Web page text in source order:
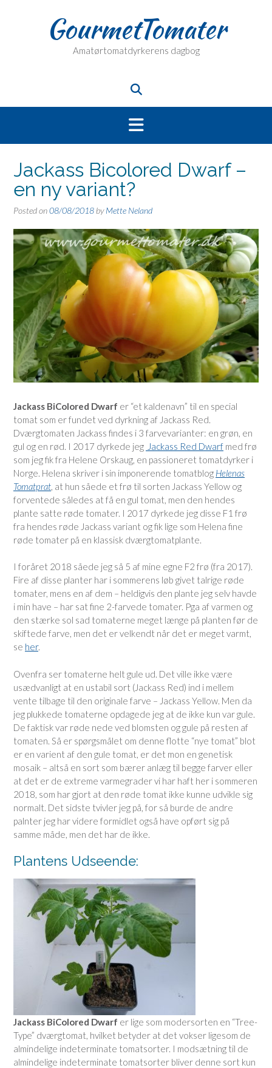
GourmetTomater
Amatørtomatdyrkerens dagbog
Jackass Bicolored Dwarf –
en ny variant?
Posted on08/08/2018 byMette Neland
Jackass BiColored Dwarf er “et kaldenavn” til en special
tomat som er fundet ved dyrkning af Jackass Red.
Dværgtomaten Jackass findes i 3 farvevarianter: en grøn, en
gul og en rød. I 2017 dyrkede jeg Jackass Red Dwarf med frø
som jeg fik fra Helene Orskaug, en passioneret tomatdyrker i
Norge. Helena skriver i sin imponerende tomatblog Helenas
Tomatprat , at hun såede et frø til sorten Jackass Yellow og
forventede således at få en gul tomat, men den hendes
plante satte røde tomater. I 2017 dyrkede jeg disse F1 frø
fra hendes røde Jackass variant og fik lige som Helena fine
røde tomater på en klassisk dværgtomatplante.
I foråret 2018 såede jeg så 5 af mine egne F2 frø (fra 2017).
Fire af disse planter har i sommerens løb givet talrige røde
tomater, mens en af dem – heldigvis den plante jeg selv havde
i min have – har sat fine 2-farvede tomater. Pga af varmen og
den stærke sol sad tomaterne meget længe på planten før de
skiftede farve, men det er velkendt når det er meget varmt,
se her.
Ovenfra ser tomaterne helt gule ud. Det ville ikke være
usædvanligt at en ustabil sort (Jackass Red) ind i mellem
vente tilbage til den originale farve – Jackass Yellow. Men da
jeg plukkede tomaterne opdagede jeg at de ikke kun var gule.
De faktisk var røde nede ved blomsten og gule på resten af
tomaten. Så er spørgsmålet om denne flotte “nye tomat” blot
er en varient af den gule tomat, er det mon en genetisk
mosaik – altså en sort som bærer anlæg til begge farver eller
at det er de extreme varmegrader vi har haft her i sommeren
2018, som har gjort at den røde tomat ikke kunne udvikle sig
normalt. Det sidste tvivler jeg på, for så burde de andre
palnter jeg har videre formidlet også have opført sig på
samme måde, men det har de ikke.
Plantens Udseende:
Jackass BiColored Dwarf er lige som modersorten en “Tree-
Type” dværgtomat, hvilket betyder at det vokser ligesom de
almindelige indeterminate tomatsorter. I modsætning til de
almindelige indeterminate tomatsorter bliver denne sort kun